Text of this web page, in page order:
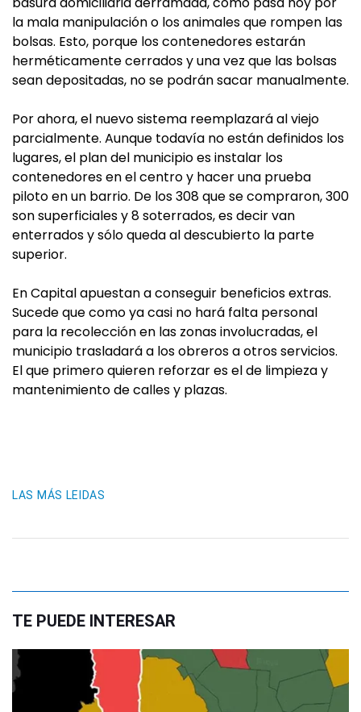
la mala manipulación o los animales que rompen las
bolsas. Esto, porque los contenedores estarán
herméticamente cerrados y una vez que las bolsas
sean depositadas, no se podrán sacar manualmente.
Por ahora, el nuevo sistema reemplazará al viejo
parcialmente. Aunque todavía no están definidos los
lugares, el plan del municipio es instalar los
contenedores en el centro y hacer una prueba
piloto en un barrio. De los 308 que se compraron, 300
son superficiales y 8 soterrados, es decir van
enterrados y sólo queda al descubierto la parte
superior.
En Capital apuestan a conseguir beneficios extras.
Sucede que como ya casi no hará falta personal
para la recolección en las zonas involucradas, el
municipio trasladará a los obreros a otros servicios.
El que primero quieren reforzar es el de limpieza y
mantenimiento de calles y plazas.
LAS MÁS LEIDAS
TE PUEDE INTERESAR